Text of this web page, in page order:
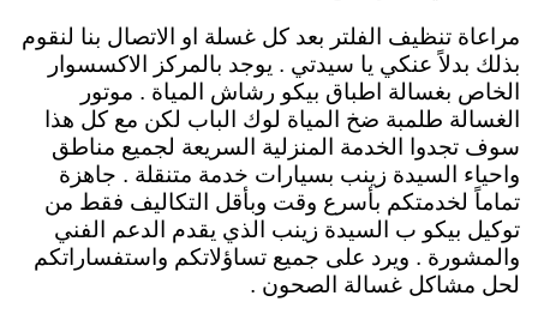
مراعاة تنظيف الفلتر بعد كل غسلة او الاتصال بنا لنقوم
بذلك بدلاً عنكي يا سيدتي . يوجد بالمركز الاكسسوار
الخاص بغسالة اطباق بيكو رشاش المياة . موتور
الغسالة طلمبة ضخ المياة لوك الباب لكن مع كل هذا
سوف تجدوا الخدمة المنزلية السريعة لجميع مناطق
واحياء السيدة زينب بسيارات خدمة متنقلة . جاهزة
تماماً لخدمتكم بأسرع وقت وبأقل التكاليف فقط من
توكيل بيكو ب السيدة زينب الذي يقدم الدعم الفني
والمشورة . ويرد على جميع تساؤلاتكم واستفساراتكم
لحل مشاكل غسالة الصحون .